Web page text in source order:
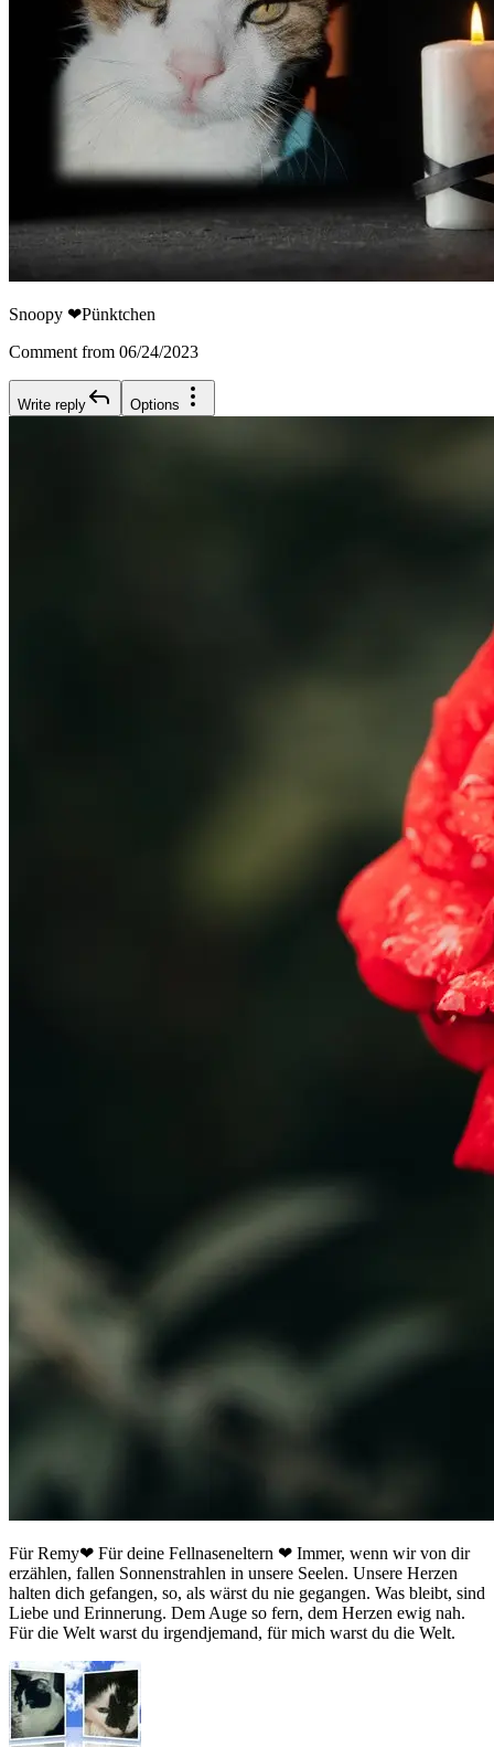
Snoopy ❤Pünktchen
Comment from 06/24/2023
Write reply Options
Für Remy❤ Für deine Fellnaseneltern ❤ Immer, wenn wir von dir
erzählen, fallen Sonnenstrahlen in unsere Seelen. Unsere Herzen
halten dich gefangen, so, als wärst du nie gegangen. Was bleibt, sind
Liebe und Erinnerung. Dem Auge so fern, dem Herzen ewig nah.
Für die Welt warst du irgendjemand, für mich warst du die Welt.